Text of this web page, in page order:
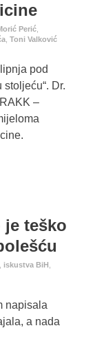
Perić
Toni Valković
pod
Dr.
–
je teško
iskustva BiH
napisala
a nada